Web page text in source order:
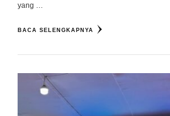
yang …
BACA SELENGKAPNYA